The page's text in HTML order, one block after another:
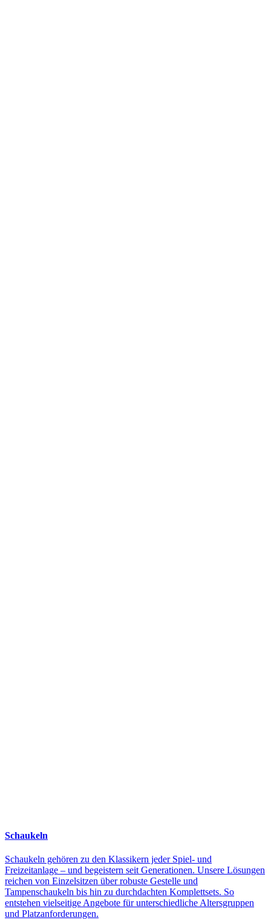
Schaukeln
Schaukeln gehören zu den Klassikern jeder Spiel- und
Freizeitanlage – und begeistern seit Generationen. Unsere Lösungen
reichen von Einzelsitzen über robuste Gestelle und
Tampenschaukeln bis hin zu durchdachten Komplettsets. So
entstehen vielseitige Angebote für unterschiedliche Altersgruppen
und Platzanforderungen.